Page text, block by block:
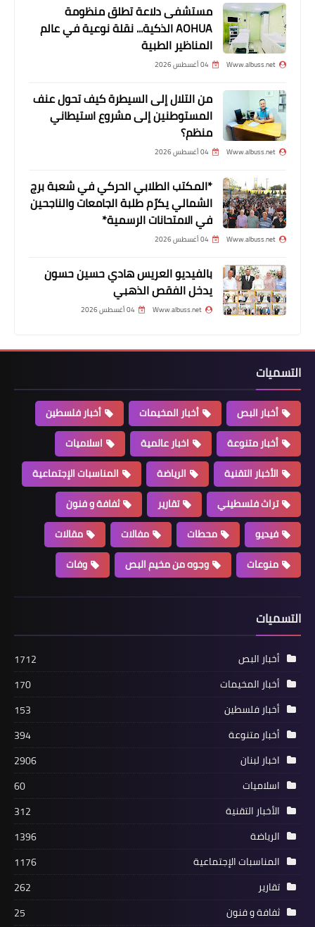
محطات
*حر.كة حم١س تزور رئيس حزب الاتحاد
النائب عبد الرحيم مراد وتستعرض معه
مستجدات القضية الفلسطينية وأوضاع
الفلسطينيين في لبنان*
مقالات
الاعلامي الشاعر محمد درويش *
مقالات
خربشات لعادل مسلم كتاب جديد بلغة
عميقة بقلم الاعلامي الشاعر محمد
درويش :
أخبار فلسطين
*《حركة فتح في صور: تشكر مدير هيئة
التنظيم والإدارة في الساحة اللبنانية على
مستشفى دلاعة تطلق منظومة
AOHUA الذكية... نقلة نوعية في عالم
المناظير الطبية
Www.albuss.net 04 أغسطس 2026
من التلال إلى السيطرة كيف تحول عنف
المستوطنين إلى مشروع استيطاني
منظم؟
Www.albuss.net 04 أغسطس 2026
*المكتب الطلابي الحركي في شعبة برج
الشمالي يكرّم طلبة الجامعات والناجحين
في الامتحانات الرسمية*
Www.albuss.net 04 أغسطس 2026
بالفيديو العريس هادي حسين حسون
يدخل الفقص الذهبي
Www.albuss.net 04 أغسطس 2026
التسميات
أخبار البص أخبار المخيمات
أخبار فلسطين
أخبار متنوعة
اخبار عالمية
اسلاميات
الأخبار التقنية
الرياضة
المناسبات الإجتماعية
تراث فلسطيني
تقارير
ثفافة و فنون
فيديو
محطات مفالات
مقالات
منوعات
وجوه من مخيم البص وفات
التسميات
أخبار البص
1712
أخبار المخيمات
170
أخبار فلسطين
153
أخبار متنوعة
394
اخبار لبنان
2906
اسلاميات
60
الأخبار التقنية
312
الرياضة
1396
المناسبات الإجتماعية
1176
تقارير
262
ثفافة و فنون
25